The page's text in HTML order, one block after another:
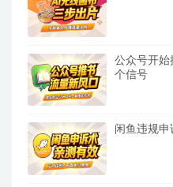
公众号开始
个信号
闲鱼违规